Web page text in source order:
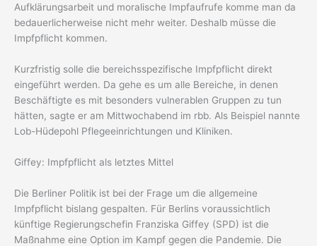
Aufklärungsarbeit und moralische Impfaufrufe komme man da
bedauerlicherweise nicht mehr weiter. Deshalb müsse die
Impfpflicht kommen.
Kurzfristig solle die bereichsspezifische Impfpflicht direkt
eingeführt werden. Da gehe es um alle Bereiche, in denen
Beschäftigte es mit besonders vulnerablen Gruppen zu tun
hätten, sagte er am Mittwochabend im rbb. Als Beispiel nannte
Lob-Hüdepohl Pflegeeinrichtungen und Kliniken.
Giffey: Impfpflicht als letztes Mittel
Die Berliner Politik ist bei der Frage um die allgemeine
Impfpflicht bislang gespalten. Für Berlins voraussichtlich
künftige Regierungschefin Franziska Giffey (SPD) ist die
Maßnahme eine Option im Kampf gegen die Pandemie. Die